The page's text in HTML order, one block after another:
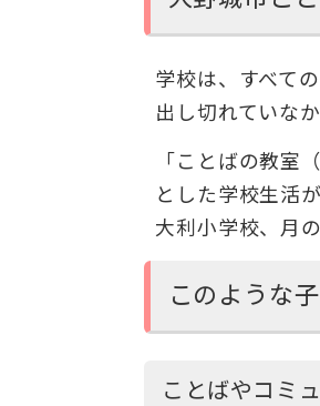
学校は、すべて
出し切れていな
「ことばの教室
とした学校生活
大利小学校、月
このような
ことばやコミ